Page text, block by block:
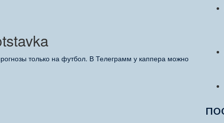
только на футбол. В Телеграмм у каппера можно